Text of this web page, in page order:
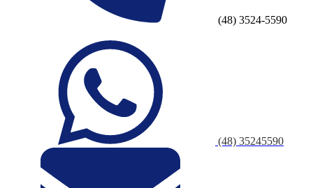
(48) 3524-5590
(48) 35245590